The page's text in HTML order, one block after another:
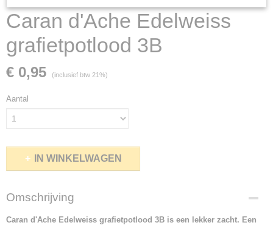
Caran d'Ache Edelweiss
grafietpotlood 3B
€ 0,95 (inclusief btw 21%)
Aantal
IN WINKELWAGEN
Omschrijving
Caran d'Ache Edelweiss grafietpotlood 3B is een lekker zacht. Een